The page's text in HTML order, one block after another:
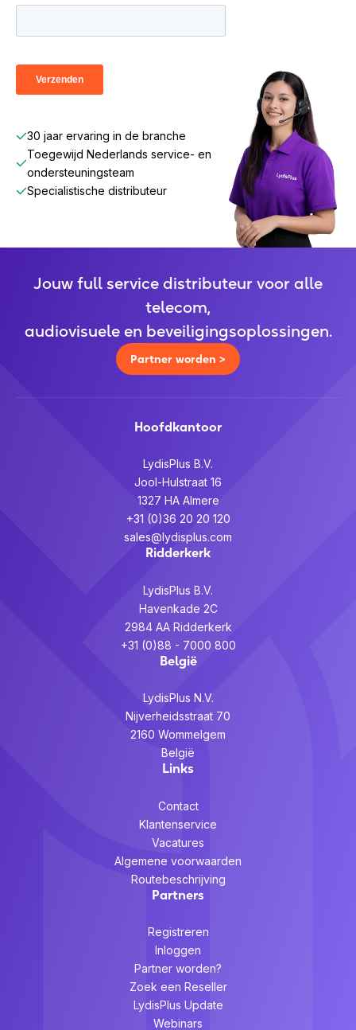
30 jaar ervaring in de branche
Toegewijd Nederlands service- en
ondersteuningsteam
Specialistische distributeur
Jouw full service distributeur voor alle
telecom,
audiovisuele en beveiligingsoplossingen.
Partner worden >
Hoofdkantoor
LydisPlus B.V.
Jool-Hulstraat 16
1327 HA Almere
+31 (0)36 20 20 120
sales@lydisplus.com
Ridderkerk
LydisPlus B.V.
Havenkade 2C
2984 AA Ridderkerk
+31 (0)88 - 7000 800
België
LydisPlus N.V.
Nijverheidsstraat 70
2160 Wommelgem
België
Links
Contact
Klantenservice
Vacatures
Algemene voorwaarden
Routebeschrijving
Partners
Registreren
Inloggen
Partner worden?
Zoek een Reseller
LydisPlus Update
Webinars